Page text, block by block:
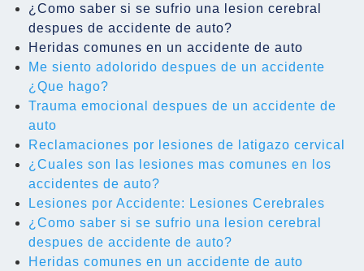
¿Como saber si se sufrio una lesion cerebral
despues de accidente de auto?
Heridas comunes en un accidente de auto
Me siento adolorido despues de un accidente
¿Que hago?
Trauma emocional despues de un accidente de
auto
Reclamaciones por lesiones de latigazo cervical
¿Cuales son las lesiones mas comunes en los
accidentes de auto?
Lesiones por Accidente: Lesiones Cerebrales
¿Como saber si se sufrio una lesion cerebral
despues de accidente de auto?
Heridas comunes en un accidente de auto